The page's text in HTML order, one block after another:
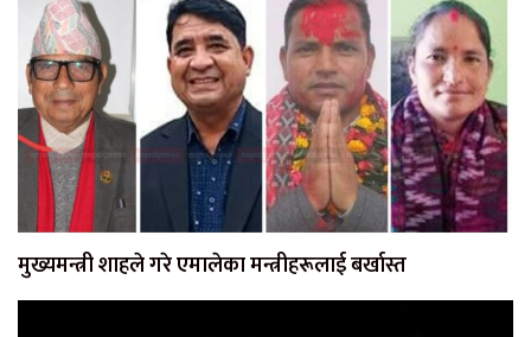
मुख्यमन्त्री शाहले गरे एमालेका मन्त्रीहरूलाई बर्खास्त